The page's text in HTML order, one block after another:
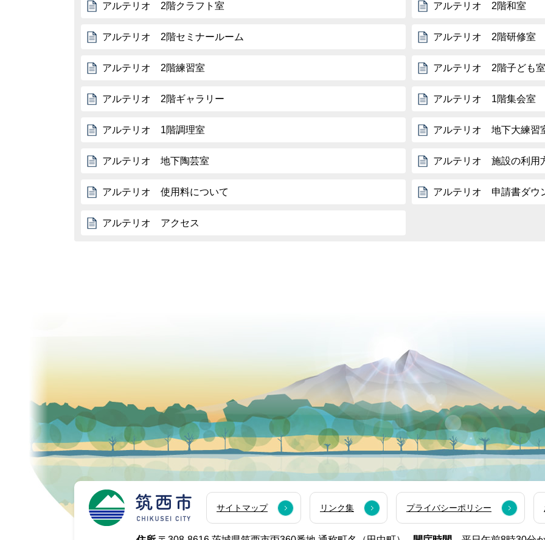
アルテリオ 2階クラフト室 アルテリオ 2階和室
アルテリオ 2階セミナールーム アルテリオ 2階研修室
アルテリオ 2階練習室 アルテリオ 2階子ども
アルテリオ 2階ギャラリー アルテリオ 1階集会室
アルテリオ 1階調理室 アルテリオ 地下大練習
アルテリオ 地下陶芸室 アルテリオ 施設の利用
アルテリオ 使用料について アルテリオ 申請書ダウ
アルテリオ アクセス
サイトマップ リンク集 プライバシーポリシー